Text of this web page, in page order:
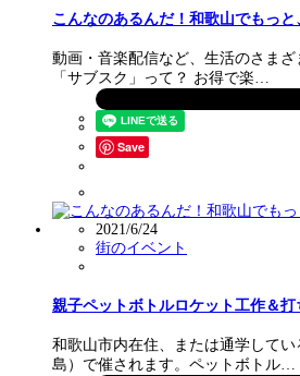
こんなのあるんだ！和歌山でもっと
動画・音楽配信など、生活のさま
「サブスク」って？ お得で楽…
Save
2021/6/24
街のイベント
親子ペットボトルロケット工作＆打
和歌山市内在住、または通学して
島）で催されます。ペットボトル…